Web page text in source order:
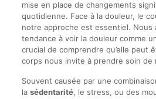
mise en place de changements
quotidienne. Face à la douleur, le
notre approche est essentiel. Nous
tendance à voir la douleur comme
crucial de comprendre qu’elle peut
corps nous invite à prendre soin de
Souvent causée par une
la sédentarité, le stress, ou des